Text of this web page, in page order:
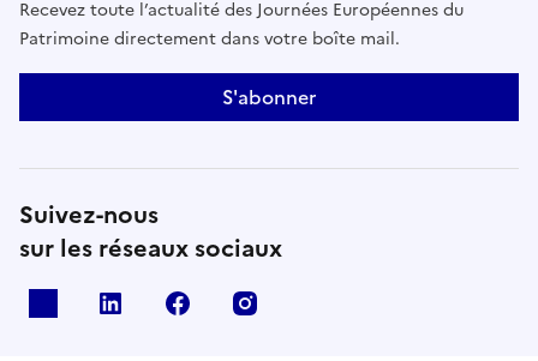
Recevez toute l’actualité des Journées Européennes du
Patrimoine directement dans votre boîte mail.
S'abonner
Suivez-nous
sur les réseaux sociaux
Linkedin Facebook